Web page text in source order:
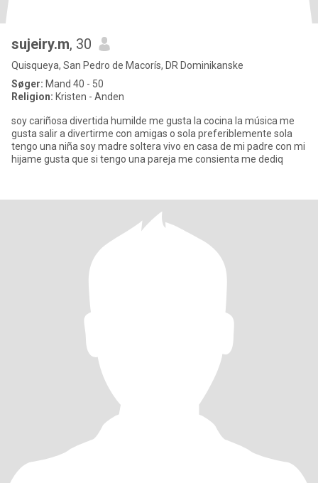
sujeiry.m, 30
Quisqueya, San Pedro de Macorís, DR Dominikanske
Søger: Mand 40 - 50
Religion: Kristen - Anden
soy cariñosa divertida humilde me gusta la cocina la música me
gusta salir a divertirme con amigas o sola preferiblemente sola
tengo una niña soy madre soltera vivo en casa de mi padre con mi
hijame gusta que si tengo una pareja me consienta me dediq